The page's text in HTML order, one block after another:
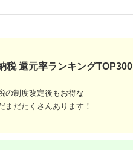
税 還元率ランキングTOP300
の制度改定後もお得な
まだたくさんあります！